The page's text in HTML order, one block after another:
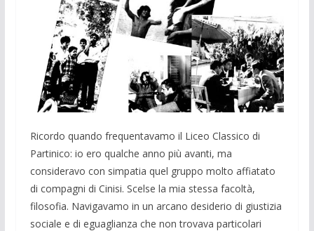
Ricordo quando frequentavamo il Liceo Classico di
Partinico: io ero qualche anno più avanti, ma
consideravo con simpatia quel gruppo mol­to affiatato
di compagni di Cinisi. Scelse la mia stessa facoltà,
filosofia. Navigavamo in un arcano desiderio di giustizia
sociale e di eguaglianza che non trovava particolari